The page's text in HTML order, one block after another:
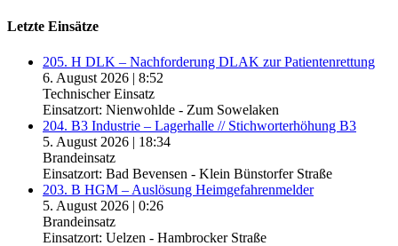
Letzte Einsätze
205. H DLK – Nachforderung DLAK zur Patientenrettung
6. August 2026 | 8:52
Technischer Einsatz
Einsatzort: Nienwohlde - Zum Sowelaken
204. B3 Industrie – Lagerhalle // Stichworterhöhung B3
5. August 2026 | 18:34
Brandeinsatz
Einsatzort: Bad Bevensen - Klein Bünstorfer Straße
203. B HGM – Auslösung Heimgefahrenmelder
5. August 2026 | 0:26
Brandeinsatz
Einsatzort: Uelzen - Hambrocker Straße